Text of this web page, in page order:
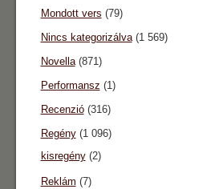
Mondott vers (79)
Nincs kategorizálva(1 569)
Novella(871)
Performansz (1)
Recenzió(316)
Regény(1 096)
kisregény(2)
Reklám (7)